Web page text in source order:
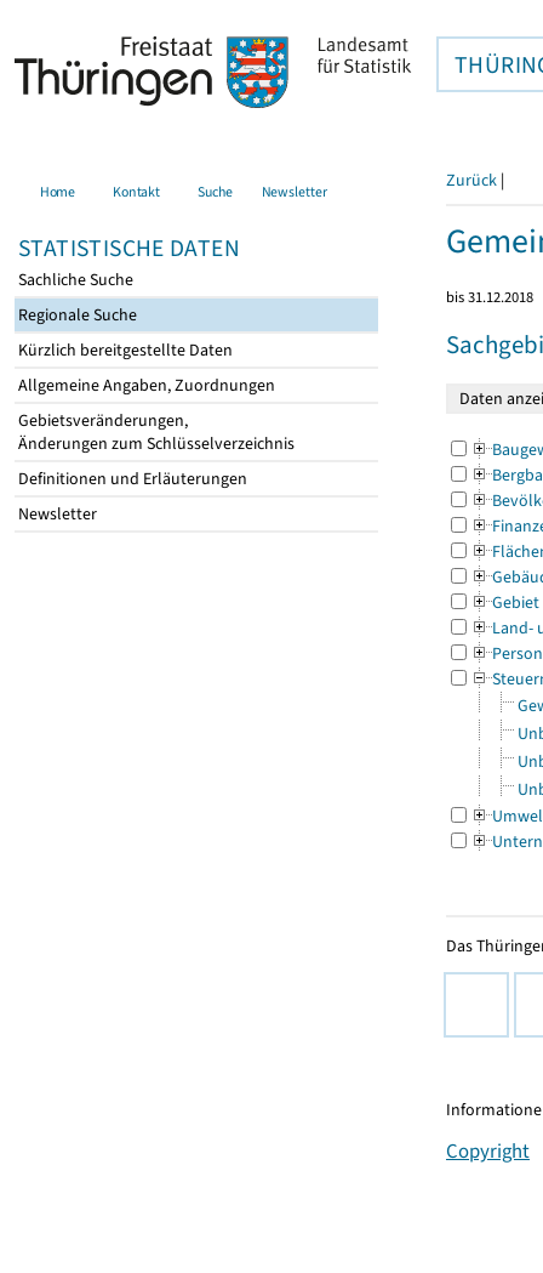
Home Kontakt Suche Newsletter
STATISTISCHE DATEN
Sachliche Suche
Regionale Suche
Kürzlich bereitgestellte Daten
Allgemeine Angaben, Zuordnungen
Gebietsveränderungen,
Änderungen zum Schlüsselverzeichnis
Definitionen und Erläuterungen
Newsletter
Zurück |
bis 31.12.2018
Gebiet
Land-
Das
Copyright